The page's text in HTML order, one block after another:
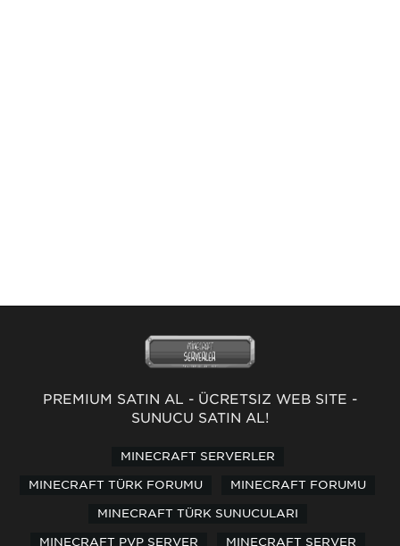
PREMİUM SATIN AL - ÜCRETSİZ WEB SİTE -
SUNUCU SATIN AL!
MINECRAFT SERVERLER
MINECRAFT TÜRK FORUMU MINECRAFT FORUMU
MINECRAFT TÜRK SUNUCULARI
MINECRAFT PVP SERVER MINECRAFT SERVER